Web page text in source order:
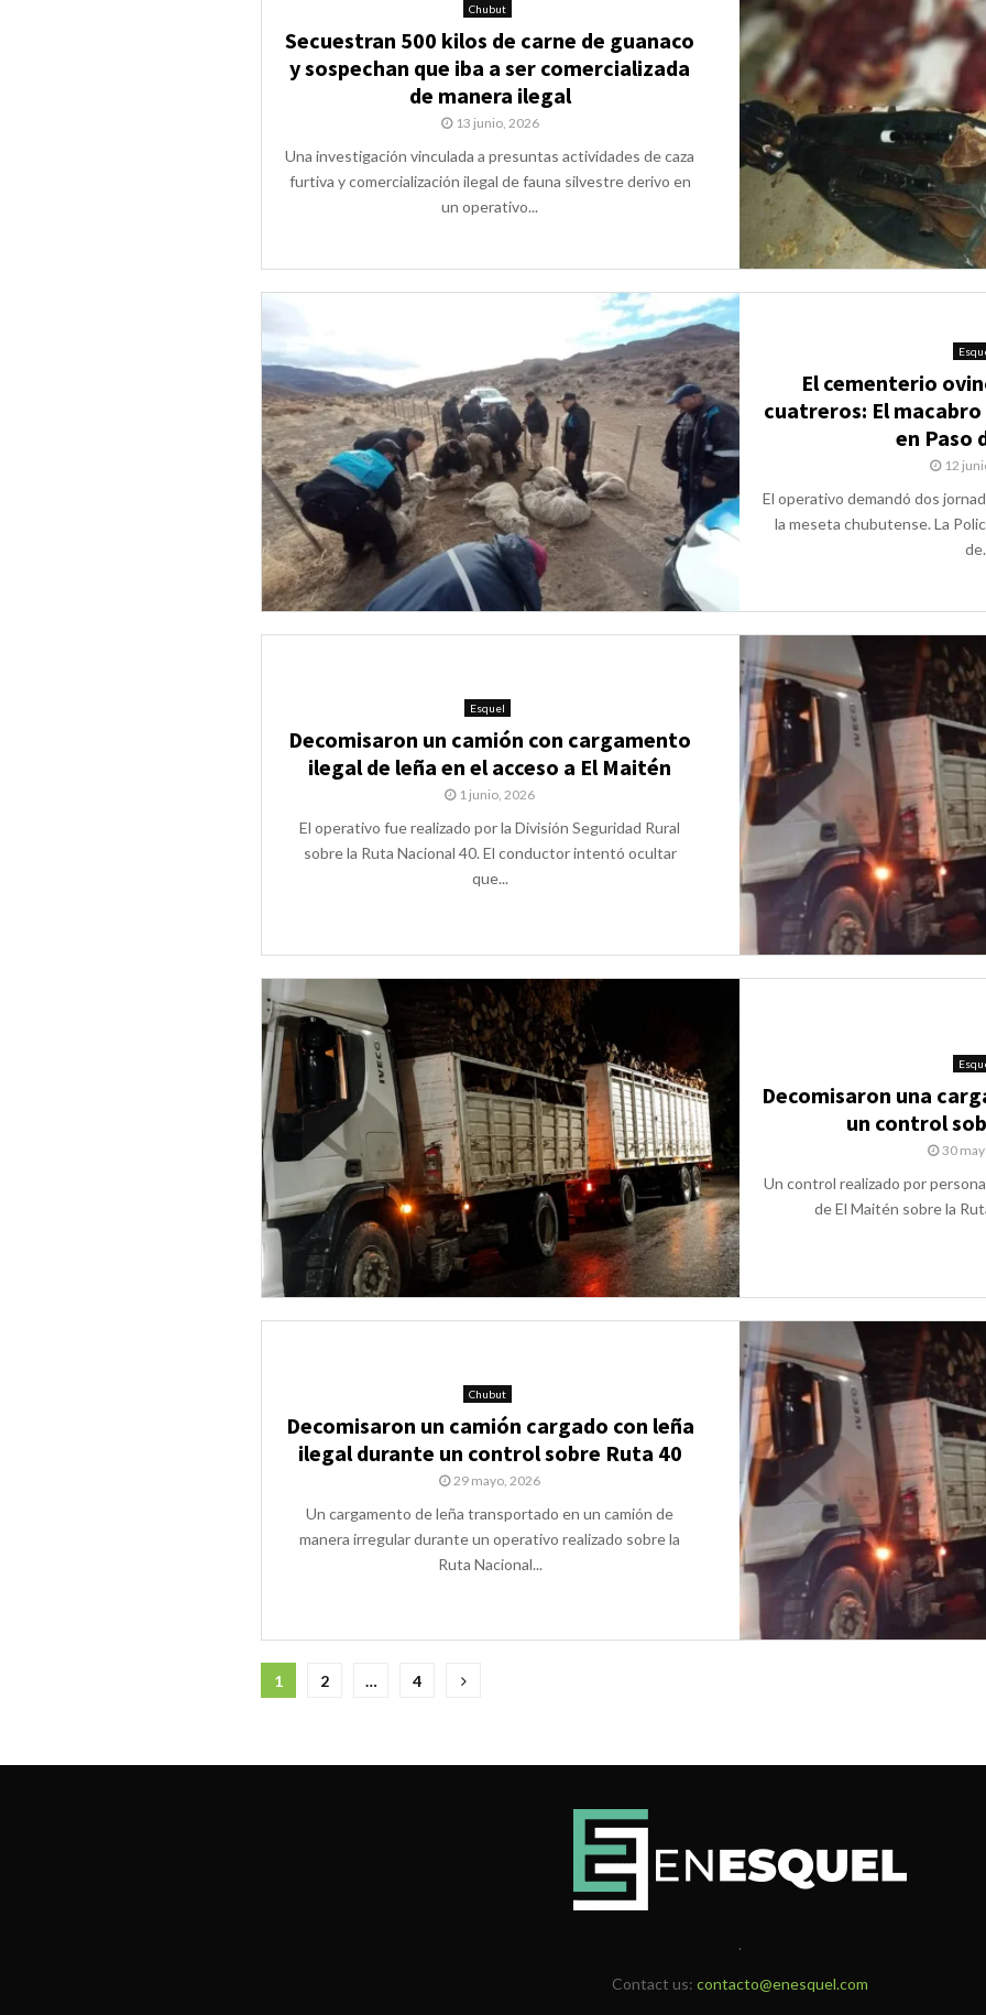
Chubut
Secuestran 500 kilos de carne de guanaco
y sospechan que iba a ser comercializada
de manera ilegal
13 junio, 2026
Una investigación vinculada a presuntas actividades de caza
furtiva y comercialización ilegal de fauna silvestre derivo en
un operativo...
El cementerio
cuatreros: El
en Paso
12
El operativo demandó dos
la meseta chubutense. La
Esquel
Decomisaron un camión con cargamento
ilegal de leña en el acceso a El Maitén
1 junio, 2026
El operativo fue realizado por la División Seguridad Rural
sobre la Ruta Nacional 40. El conductor intentó ocultar
que...
Decomisaron una
un control
30
Un control realizado por
de El Maitén sobre la
Chubut
Decomisaron un camión cargado con leña
ilegal durante un control sobre Ruta 40
29 mayo, 2026
Un cargamento de leña transportado en un camión de
manera irregular durante un operativo realizado sobre la
Ruta Nacional...
Paginación
entradas
1 2 … 4
.
Contact us: contacto@enesquel.com